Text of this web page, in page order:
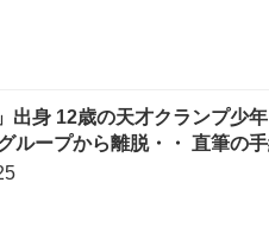
出身 12歳の天才クランプ少
ループから離脱・・ 直筆の